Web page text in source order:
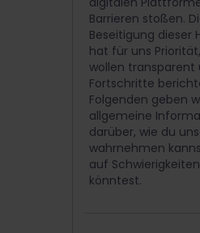
Barrieren stoßen.
Beseitigung dieser
hat für uns
wollen transparent
Fortschritte
Folgenden geben
allgemeine
darüber, wie du
wahrnehmen
auf
könntest.